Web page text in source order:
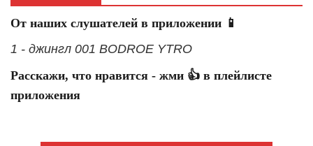
От наших слушателей в приложении 📱
1 - джингл 001 BODROE YTRO
Расскажи, что нравится - жми 👍 в плейлисте
приложения